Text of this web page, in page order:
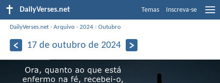
DailyVerses.net Temas Inscreva-se
DailyVerses.net ›Arquivo ›2024 ›Outubro
17 de outubro de 2024